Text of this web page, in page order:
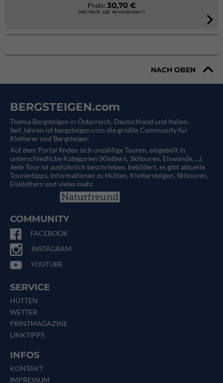
Preis: 30,70 €
(inkl. MwSt. zzgl. Versandkosten*)
NACH OBEN
BERGSTEIGEN.com
Thema Bergsteigen in Österreich, Deutschland und Italien.
Seit Jahren ist bergsteigen.com die größte Community für
Kletterer und Bergsteiger.
Auf dem Portal finden sich unzählige Touren, eingeteilt in
unterschiedliche Kategorien (Klettern, Skitouren, Eiswände, ...).
Jede Tour ist ausführlich beschrieben, bebildert, es gibt aktuelle
Tourentipps, Informationen zu Hütten, Klettersteigen, Skitouren,
Eisklettern und vieles mehr.
COMMUNITY
FACEBOOK
INSTAGRAM
YOUTUBE
SERVICE
HÜTTEN
WETTER
PRINTMAGAZINE
LINKTIPPS
INFOS
KONTAKT
IMPRESSUM